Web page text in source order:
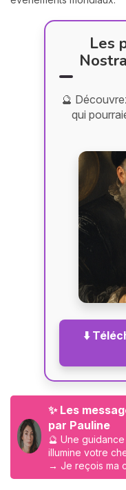
Les
🔮
qui
⬇️
✨ Les
par Pauline
🔮 Une
illumine votre
→ Je reçois ma